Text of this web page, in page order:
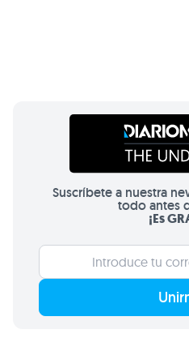
Suscríbete a nuestra
todo antes
¡Es